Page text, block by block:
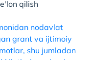
qilish
nodavlat
grant va ijtimoiy
shu jumladan